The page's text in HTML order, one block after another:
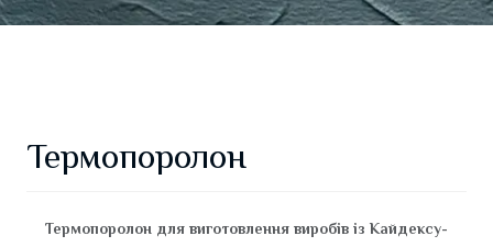
Термопоролон
Термопоролон для виготовлення виробів із Кайдексу-